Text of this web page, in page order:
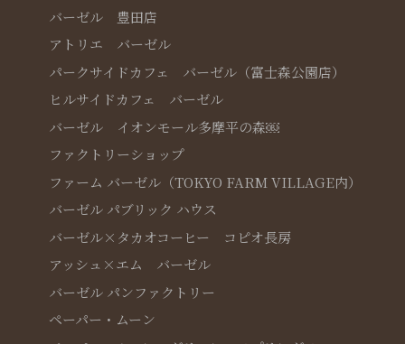
バーゼル 豊田店
アトリエ バーゼル
パークサイドカフェ バーゼル（富士森公園店）
ヒルサイドカフェ バーゼル
バーゼル イオンモール多摩平の森￼
ファクトリーショップ
ファーム バーゼル（TOKYO FARM VILLAGE内）
バーゼル パブリック ハウス
バーゼル×タカオコーヒー コピオ長房
アッシュ×エム バーゼル
バーゼル パンファクトリー
ペーパー・ムーン